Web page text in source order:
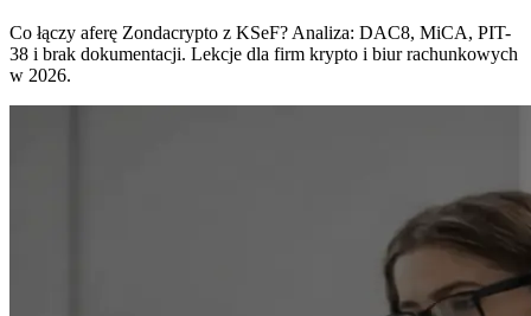
Co łączy aferę Zondacrypto z KSeF? Analiza: DAC8, MiCA, PIT-
38 i brak dokumentacji. Lekcje dla firm krypto i biur rachunkowych
w 2026.